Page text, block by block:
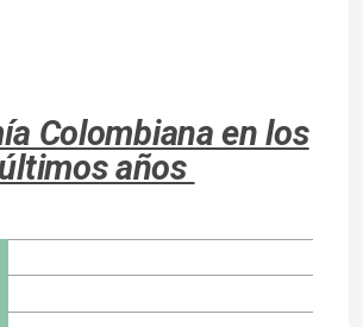
Colombiana en los
últimos años